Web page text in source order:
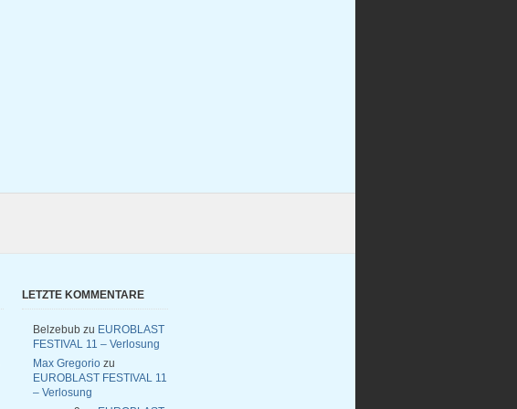
LETZTE KOMMENTARE
Belzebub zu EUROBLAST
FESTIVAL 11 – Verlosung
Max Gregorio zu
EUROBLAST FESTIVAL 11
– Verlosung